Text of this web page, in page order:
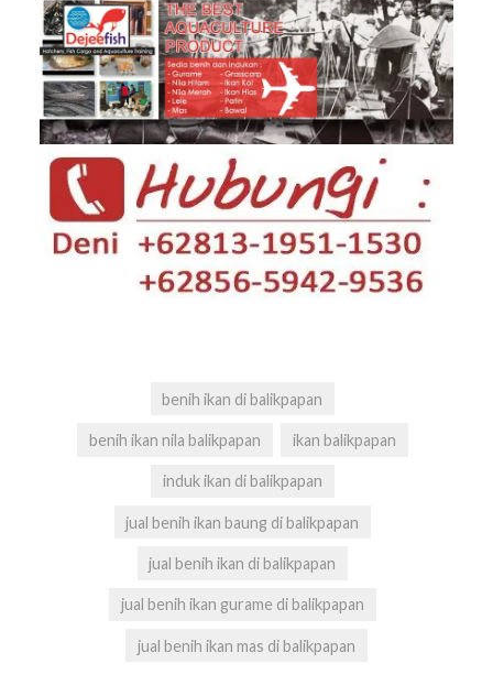
benih ikan di balikpapan
benih ikan nila balikpapan ikan balikpapan
induk ikan di balikpapan
jual benih ikan baung di balikpapan
jual benih ikan di balikpapan
jual benih ikan gurame di balikpapan
jual benih ikan mas di balikpapan